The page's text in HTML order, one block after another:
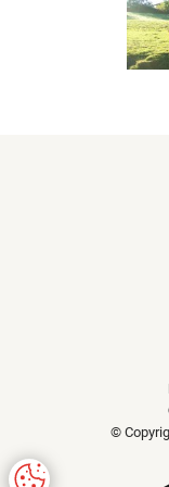
©
à leur bon
Charte de